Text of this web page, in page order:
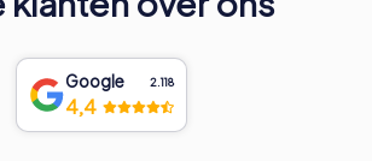
Google 2.118
4,4